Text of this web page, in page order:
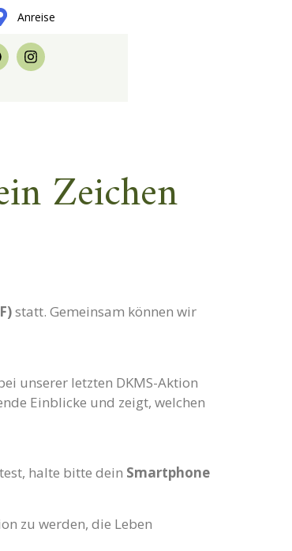
Anreise
Zeichen
statt. Gemeinsam können wir
unserer letzten DKMS-Aktion
Einblicke und zeigt, welchen
halte bitte dein Smartphone
zu werden, die Leben